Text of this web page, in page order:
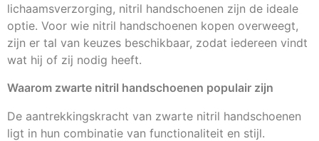
lichaamsverzorging, nitril handschoenen zijn de ideale
optie. Voor wie nitril handschoenen kopen overweegt,
zijn er tal van keuzes beschikbaar, zodat iedereen vindt
wat hij of zij nodig heeft.
Waarom zwarte nitril handschoenen populair zijn
De aantrekkingskracht van zwarte nitril handschoenen
ligt in hun combinatie van functionaliteit en stijl.